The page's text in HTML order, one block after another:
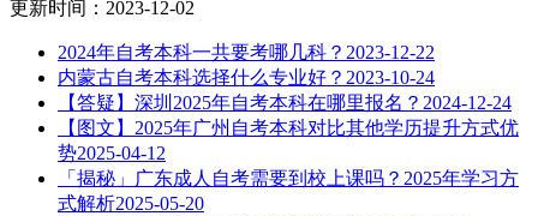
更新时间：2023-12-02
2024年自考本科一共要考哪几科？ 2023-12-22
内蒙古自考本科选择什么专业好？ 2023-10-24
【答疑】深圳2025年自考本科在哪里报名？ 2024-12-24
【图文】2025年广州自考本科对比其他学历提升方式优
势2025-04-12
「揭秘」广东成人自考需要到校上课吗？2025年学习方
式解析2025-05-20